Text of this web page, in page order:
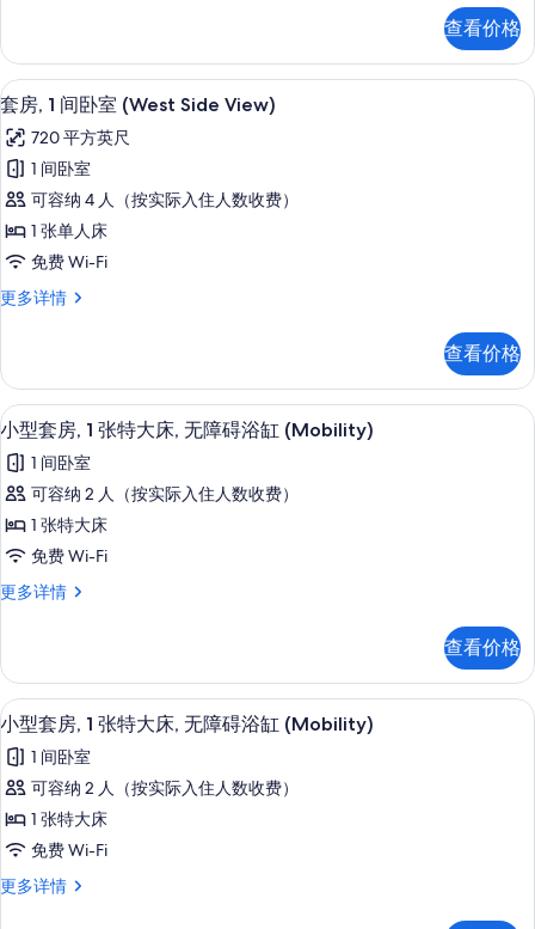
片
多
信
息
查看价格
显
示
套
房,
1
间
卧
室
View)
的
所
有
照
片
高档床上用品、客房内保险箱、办公
5
套房, 1 间卧室 (West Side View)
720 平方英尺
1 间卧室
可容纳 4 人（按实际入住人数收费）
1 张单人床
免费 Wi-Fi
更多详情
套
卧
室
(West
View)
更
信
息
查看价格
显
示
小
型
套
1
特
大
床,
无
障
碍
浴
缸
高档床上用品、客房内保险箱、办公
2
小型套房, 1 张特大床, 无障碍浴缸 (Mobility)
1 间卧室
可容纳 2 人（按实际入住人数收费）
1 张特大床
免费 Wi-Fi
更多详情
小
1
张
特
床,
无
碍
浴
(Mobility)
查看价格
显
示
小
型
套
1
高档床上用品、客房内保险箱、办公
2
小型套房, 1 张特大床, 无障碍浴缸 (Mobility)
1 间卧室
可容纳 2 人（按实际入住人数收费）
1 张特大床
免费 Wi-Fi
更多详情
小